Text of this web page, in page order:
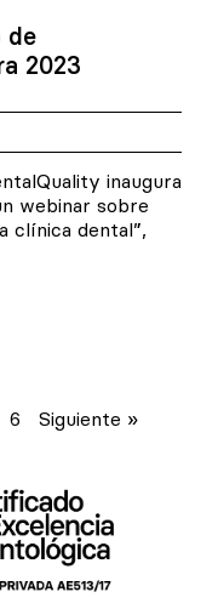
de
2023
inaugura
webinar sobre
clínica dental”,
6 Siguiente »